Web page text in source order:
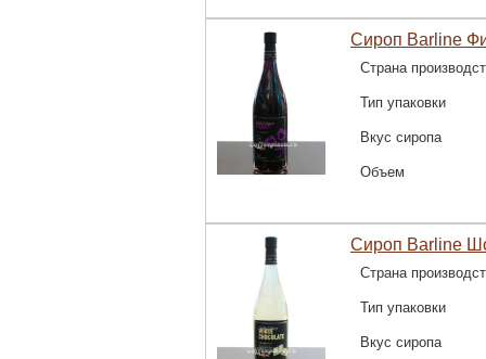
Сироп Barline
Страна
Тип упаковки
Вкус сиропа
Объем
Сироп Barline
Страна
Тип упаковки
Вкус сиропа